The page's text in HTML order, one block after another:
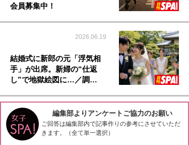
会員募集中！
2026.06.19
結婚式に新郎の元「浮気相
手」が出席。新婦の“仕返
し”で地獄絵図に…／調…